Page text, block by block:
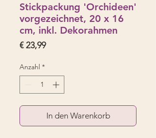
Stickpackung 'Orchideen'
vorgezeichnet, 20 x 16
cm, inkl. Dekorahmen
€ 23,99Preis
Anzahl *
In den Warenkorb